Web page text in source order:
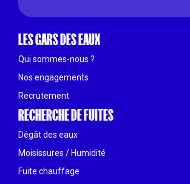
LES GARS DES EAUX
Qui sommes-nous ?
Nos engagements
Recrutement
RECHERCHE DE FUITES
Dégât des eaux
Moisissures / Humidité
Fuite chauffage